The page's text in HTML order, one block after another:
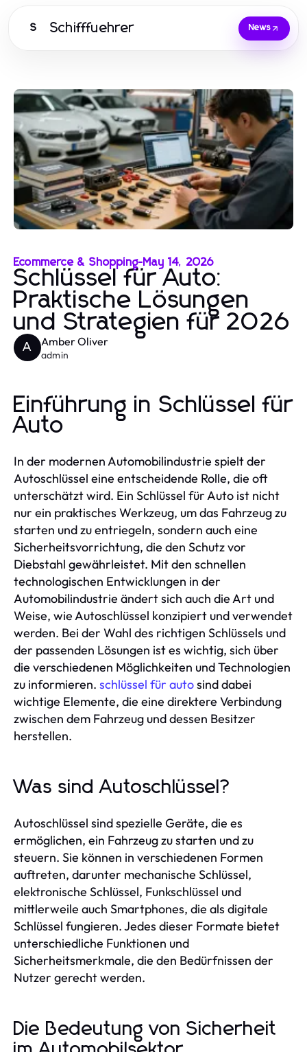
S Schifffuehrer News
Ecommerce & Shopping-May 14, 2026
Schlüssel für Auto:
Praktische Lösungen
und Strategien für 2026
A Amber Oliver
admin
Einführung in Schlüssel für
Auto
In der modernen Automobilindustrie spielt der
Autoschlüssel eine entscheidende Rolle, die oft
unterschätzt wird. Ein Schlüssel für Auto ist nicht
nur ein praktisches Werkzeug, um das Fahrzeug zu
starten und zu entriegeln, sondern auch eine
Sicherheitsvorrichtung, die den Schutz vor
Diebstahl gewährleistet. Mit den schnellen
technologischen Entwicklungen in der
Automobilindustrie ändert sich auch die Art und
Weise, wie Autoschlüssel konzipiert und verwendet
werden. Bei der Wahl des richtigen Schlüssels und
der passenden Lösungen ist es wichtig, sich über
die verschiedenen Möglichkeiten und Technologien
zu informieren. schlüssel für autosind dabei
wichtige Elemente, die eine direktere Verbindung
zwischen dem Fahrzeug und dessen Besitzer
herstellen.
Was sind Autoschlüssel?
Autoschlüssel sind spezielle Geräte, die es
ermöglichen, ein Fahrzeug zu starten und zu
steuern. Sie können in verschiedenen Formen
auftreten, darunter mechanische Schlüssel,
elektronische Schlüssel, Funkschlüssel und
mittlerweile auch Smartphones, die als digitale
Schlüssel fungieren. Jedes dieser Formate bietet
unterschiedliche Funktionen und
Sicherheitsmerkmale, die den Bedürfnissen der
Nutzer gerecht werden.
Die Bedeutung von Sicherheit